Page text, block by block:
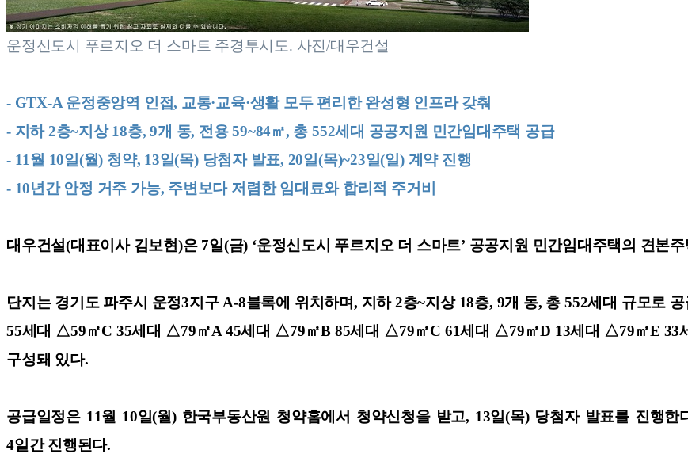
운정신도시 푸르지오 더 스마트 주경투시도. 사진/대우건설
- GTX-A 운정중앙역 인접, 교통·교육·생활 모두 편리한 완성형 인프라 갖춰
- 지하 2층~지상 18층, 9개 동, 전용 59~84㎡, 총 552세대 공공지원 민간임대주택 공급
- 11월 10일(월) 청약, 13일(목) 당첨자 발표, 20일(목)~23일(일) 계약 진행
- 10년간 안정 거주 가능, 주변보다 저렴한 임대료와 합리적 주거비
대우건설(대표이사 김보현)은 7일(금) ‘운정신도시 푸르지오 더 스마트’ 공공지원 민간임대주택의 견본
단지는 경기도 파주시 운정3지구 A-8블록에 위치하며, 지하 2층~지상 18층, 9개 동, 총 552세대 규모로
55세대 △59㎡C 35세대 △79㎡A 45세대 △79㎡B 85세대 △79㎡C 61세대 △79㎡D 13세대 △79㎡E
구성돼 있다.
공급일정은 11월 10일(월) 한국부동산원 청약홈에서 청약신청을 받고, 13일(목) 당첨자 발표를 진행한
4일간 진행된다.